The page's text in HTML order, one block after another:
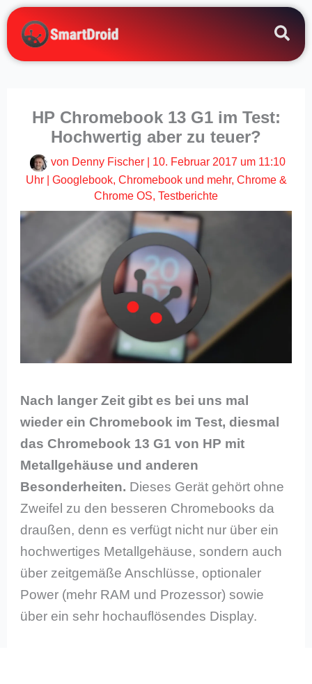
Zum
Inhalt
springen
HP Chromebook 13 G1 im Test:
Hochwertig aber zu teuer?
von Denny Fischer
10. Februar 2017 um 11:10
Uhr| Googlebook, Chromebook und mehr, Chrome &
Chrome OS, Testberichte
Nach langer Zeit gibt es bei uns mal
wieder ein Chromebook im Test, diesmal
das Chromebook 13 G1 von HP mit
Metallgehäuse und anderen
Besonderheiten. Dieses Gerät gehört ohne
Zweifel zu den besseren Chromebooks da
draußen, denn es verfügt nicht nur über ein
hochwertiges Metallgehäuse, sondern auch
über zeitgemäße Anschlüsse, optionaler
Power (mehr RAM und Prozessor) sowie
über ein sehr hochauflösendes Display.